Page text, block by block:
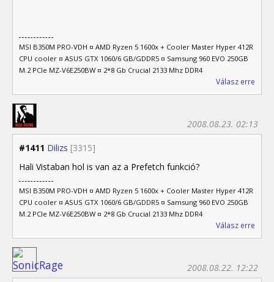
MSI B350M PRO-VDH ¤ AMD Ryzen 5 1600x + Cooler Master Hyper 412R
CPU cooler ¤ ASUS GTX 1060/6 GB/GDDR5 ¤ Samsung 960 EVO 250GB
M.2 PCIe MZ-V6E250BW ¤ 2*8 Gb Crucial 2133 Mhz DDR4
Válasz erre
#1411 Dilizs [3315]
2008.08.23. 02:13
Hali Vistaban hol is van az a Prefetch funkció?
MSI B350M PRO-VDH ¤ AMD Ryzen 5 1600x + Cooler Master Hyper 412R
CPU cooler ¤ ASUS GTX 1060/6 GB/GDDR5 ¤ Samsung 960 EVO 250GB
M.2 PCIe MZ-V6E250BW ¤ 2*8 Gb Crucial 2133 Mhz DDR4
Válasz erre
2008.08.22. 12:22